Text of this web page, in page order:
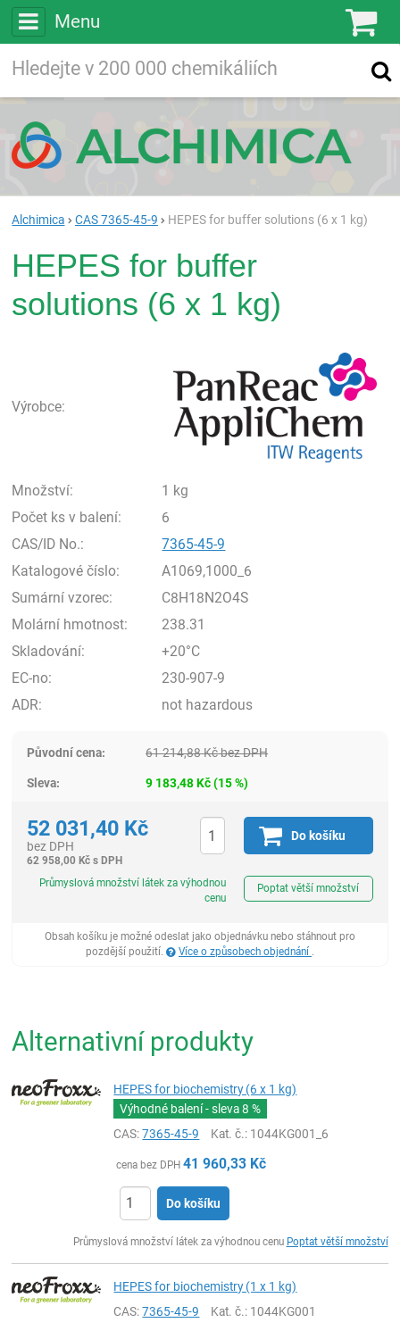
Menu
Vyhledávání
Alchimica CAS 7365-45-9 HEPES for buffer solutions (6 x 1 kg)
HEPES for buffer
solutions (6 x 1 kg)
Výrobce:
Množství:
1 kg
Počet ks v balení:
6
CAS/ID No.:
7365-45-9
Katalogové číslo:
A1069,1000_6
Sumární vzorec:
C8H18N2O4S
Molární hmotnost:
238.31
Skladování:
+20°C
EC-no:
230-907-9
ADR:
not hazardous
Původní cena: 61 214,88Kčbez DPH
Sleva: 9 183,48Kč(15%)
52 031,40 Kč
bez DPH
62 958,00 Kč s DPH
Do košíku
Průmyslová množství látek za výhodnou
cenu
Poptat větší množství
Obsah košíku je možné odeslat jako objednávku nebo stáhnout pro
pozdější použití.
Více o způsobech objednání
Alternativní produkty
HEPES for biochemistry (6 x 1 kg)
Výhodné balení - sleva8 %
CAS:7365-45-9 Kat. č.: 1044KG001_6
cena bez DPH 41 960,33 Kč
Do košíku
Průmyslová množství látek za výhodnou cenu Poptat větší množství
HEPES for biochemistry (1 x 1 kg)
CAS:7365-45-9 Kat. č.: 1044KG001